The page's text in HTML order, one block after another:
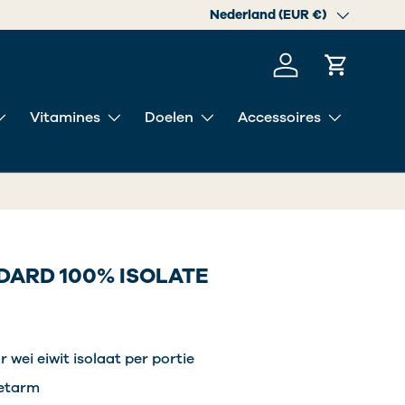
Land/Regio
Nederland (EUR €)
Inloggen
Vitamines Doelen
Accessoires
100% ISOLATE
wei eiwit isolaat per portie